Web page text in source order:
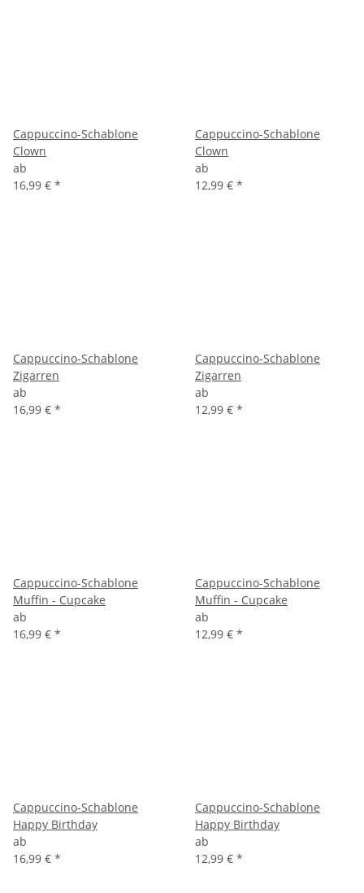
Cappuccino-Schablone
Clown
ab
16,99 € *
Cappuccino-Schablone
Clown
ab
12,99 € *
Cappuccino-Schablone
Zigarren
ab
16,99 € *
Cappuccino-Schablone
Zigarren
ab
12,99 € *
Cappuccino-Schablone
Muffin - Cupcake
ab
16,99 € *
Cappuccino-Schablone
Muffin - Cupcake
ab
12,99 € *
Cappuccino-Schablone
Happy Birthday
ab
16,99 € *
Cappuccino-Schablone
Happy Birthday
ab
12,99 € *